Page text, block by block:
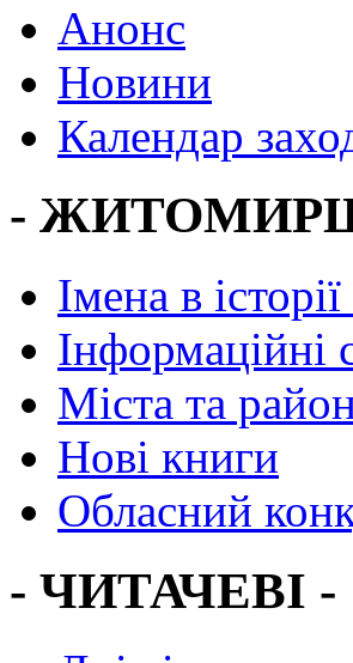
Анонс
Новини
Календар
-
Імена в
Інформаційні
Міста та
Нові книги
Обласний
- ЧИТАЧЕВІ -